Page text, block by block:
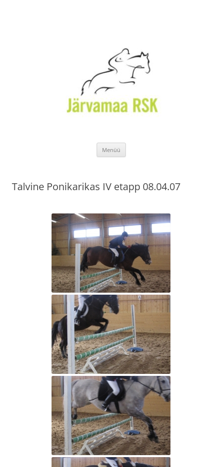
Menüü Liigu
juurde
Talvine Ponikarikas IV etapp 08.04.07